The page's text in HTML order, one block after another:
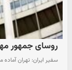
روسای جمهور
سفیر ایران: تهران